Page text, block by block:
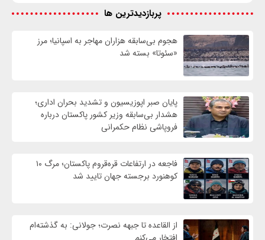
پربازدیدترین ها
هجوم بی‌سابقه هزاران مهاجر به اسپانیا؛ مرز
«سئوتا» بسته شد
پایان صبر اپوزیسیون و تشدید بحران اداری؛
هشدار بی‌سابقه وزیر کشور پاکستان درباره
فروپاشی نظام حکمرانی
فاجعه در ارتفاعات قره‌قروم پاکستان؛ مرگ ۱۰
کوهنورد برجسته جهان تایید شد
از القاعده تا جبهه نصرت؛ جولانی: به گذشته‌ام
افتخار می‌کنم